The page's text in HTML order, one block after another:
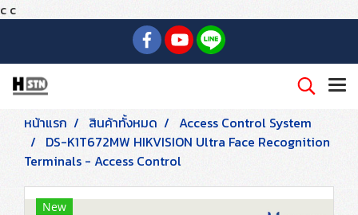
c c
หน้าแรก สินค้าทั้งหมด
Access Control System
DS-K1T672MW HIKVISION Ultra Face Recognition
Terminals - Access Control
New